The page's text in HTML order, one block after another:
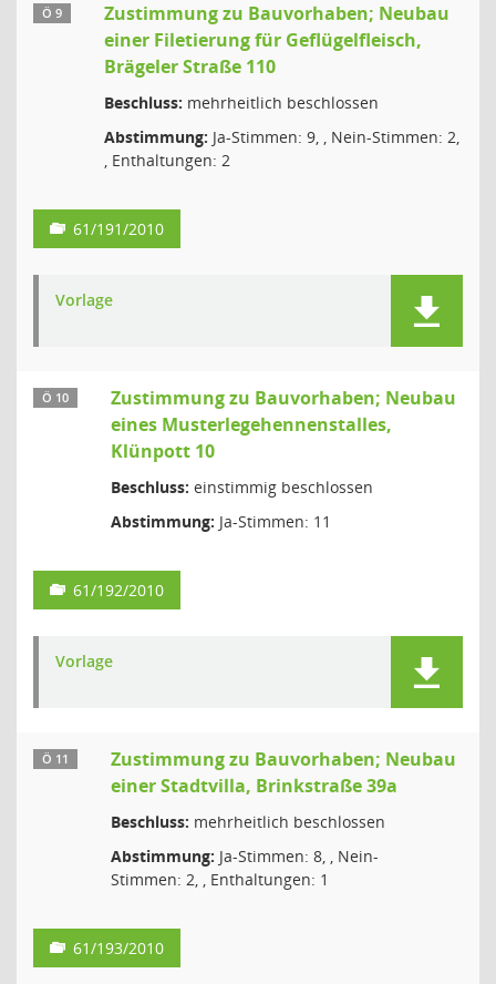
Ö 9
Zustimmung zu Bauvorhaben; Neubau
einer Filetierung für Geflügelfleisch,
Brägeler Straße 110
Beschluss: mehrheitlich beschlossen
Abstimmung: Ja-Stimmen: 9, , Nein-Stimmen: 2,
, Enthaltungen: 2
61/191/2010
Vorlage
Ö 10
Zustimmung zu Bauvorhaben; Neubau
eines Musterlegehennenstalles,
Klünpott 10
Beschluss: einstimmig beschlossen
Abstimmung: Ja-Stimmen: 11
61/192/2010
Vorlage
Ö 11
Zustimmung zu Bauvorhaben; Neubau
einer Stadtvilla, Brinkstraße 39a
Beschluss: mehrheitlich beschlossen
Abstimmung: Ja-Stimmen: 8, , Nein-
Stimmen: 2, , Enthaltungen: 1
61/193/2010